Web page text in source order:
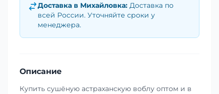
Доставка в Михайловка: Доставка по
всей России. Уточняйте сроки у
менеджера.
Описание
Купить сушёную астраханскую воблу оптом и в